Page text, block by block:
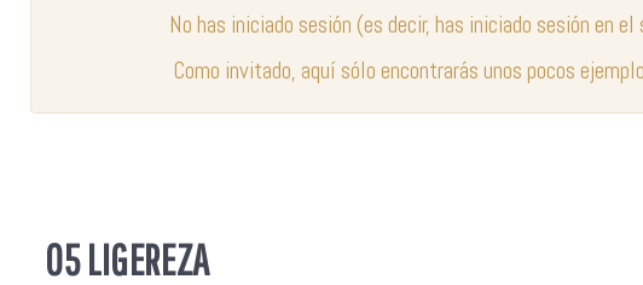
No has iniciado sesión (es decir, has iniciado sesión en
Como invitado, aquí sólo encontrarás unos pocos
05 LIGEREZA